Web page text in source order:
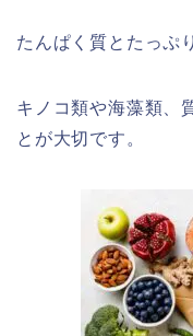
たんぱく質とたっぷ
キノコ類や海藻類、
とが大切です。